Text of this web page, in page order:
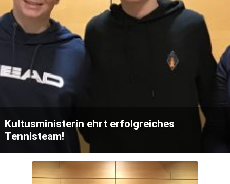
Kultusministerin ehrt erfolgreiches
Tennisteam!